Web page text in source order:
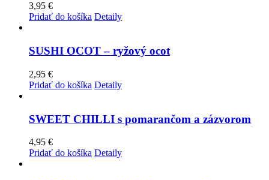
3,95 €
Pridať do košíka Detaily
SUSHI OCOT – ryžový ocot
2,95 €
Pridať do košíka Detaily
SWEET CHILLI s pomarančom a zázvorom
4,95 €
Pridať do košíka Detaily